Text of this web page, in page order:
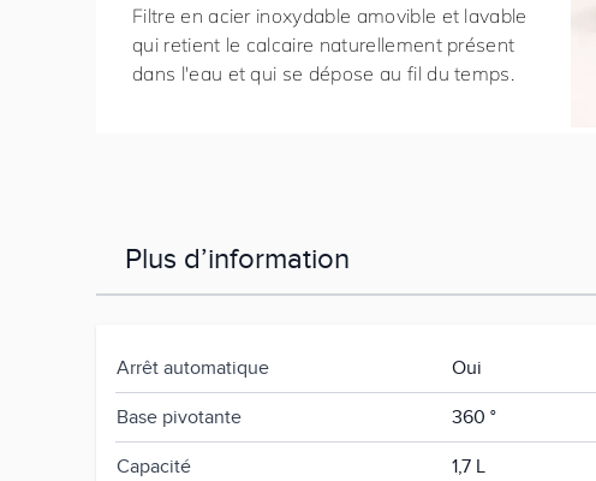
Filtre en acier inoxydable amovible et lavable
qui retient le calcaire naturellement présent
dans l'eau et qui se dépose au fil du temps.
Plus d’information
Arrêt automatique Oui
Base pivotante 360 °
Capacité 1,7 L